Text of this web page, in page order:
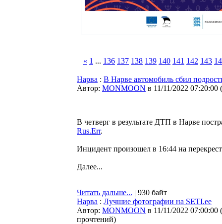
« 1 ... 136 137 138 139 140 141 142 143
Нарва : В Нарве автомобиль сбил
Автор: MONMOON в 11/11/2022 07:20:00 (
В четверг в результате ДТП в Нарве
Rus.Err.
Инцидент произошел в 16:44 на
Далее...
Читать дальше... | 930 байт
Нарва : Лучшие фотографии на SETI.ee
Автор: MONMOON в 11/11/2022 07:00:00 (
прочтений)